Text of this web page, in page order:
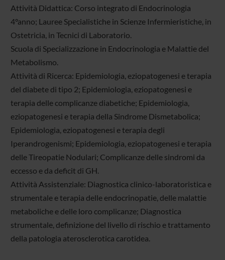
Attività Didattica: Corso integrato di Endocrinologia
4°anno; Lauree Specialistiche in Scienze Infermieristiche, in
Ostetricia, in Tecnici di Laboratorio.
Scuola di Specializzazione in Endocrinologia e Malattie del
Metabolismo.
Attività di Ricerca: Epidemiologia, eziopatogenesi e terapia
del diabete di tipo 2; Epidemiologia, eziopatogenesi e
terapia delle complicanze diabetiche; Epidemiologia,
eziopatogenesi e terapia della Sindrome Dismetabolica;
Epidemiologia, eziopatogenesi e terapia degli
Iperandrogenismi; Epidemiologia, eziopatogenesi e terapia
delle Tireopatie Nodulari; Complicanze delle sindromi da
eccesso e da deficit di GH.
Attività Assistenziale: Diagnostica clinico-laboratoristica e
strumentale e terapia delle endocrinopatie, delle malattie
metaboliche e delle loro complicanze; Diagnostica
strumentale, definizione del livello di rischio e trattamento
della patologia aterosclerotica carotidea.